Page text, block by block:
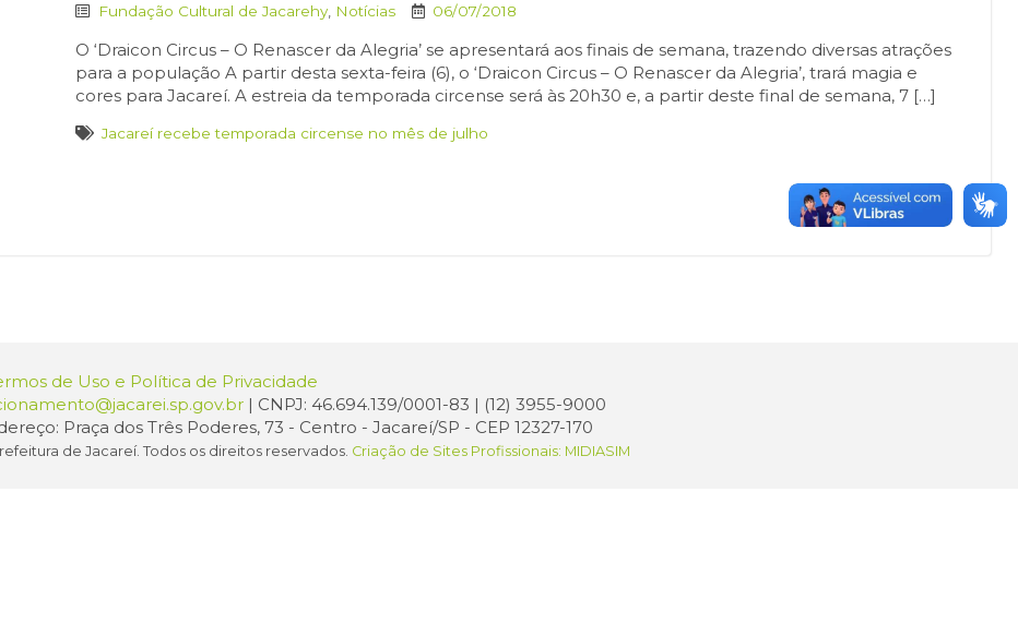
Fundação Cultural de Jacarehy Notícias 06/07/2018
O ‘Draicon Circus – O Renascer da Alegria’ se apresentará aos finais de semana, trazendo diversas atrações
para a população A partir desta sexta-feira (6), o ‘Draicon Circus – O Renascer da Alegria’, trará magia e
cores para Jacareí. A estreia da temporada circense será às 20h30 e, a partir deste final de semana, 7 […]
Jacareí recebe temporada circense no mês de julho
de Uso e Política de Privacidade
| CNPJ: 46.694.139/0001-83 | (12) 3955-9000
Praça dos Três Poderes, 73 - Centro - Jacareí/SP - CEP 12327-170
de Jacareí. Todos os direitos reservados. Criação de Sites Profissionais: MIDIASIM